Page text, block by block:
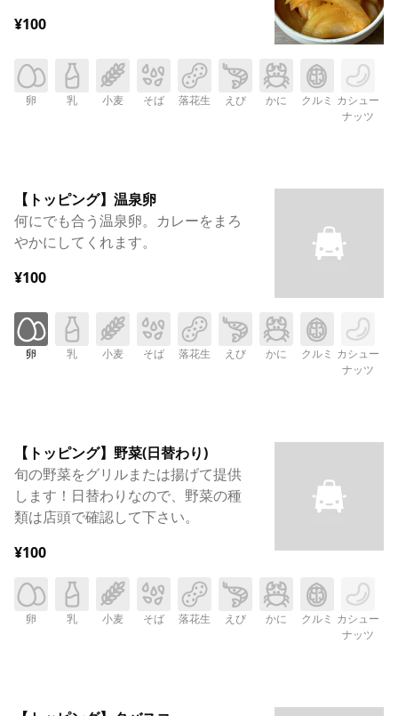
¥100
卵 乳 小麦 そば 落花生 えび かに クルミ カシュー
ナッツ
【トッピング】温泉卵
何にでも合う温泉卵。カレーをまろ
やかにしてくれます。
¥100
卵 乳 小麦 そば 落花生 えび かに クルミ カシュー
ナッツ
【トッピング】野菜(日替わり)
旬の野菜をグリルまたは揚げて提供
します！日替わりなので、野菜の種
類は店頭で確認して下さい。
¥100
卵 乳 小麦 そば 落花生 えび かに クルミ カシュー
ナッツ